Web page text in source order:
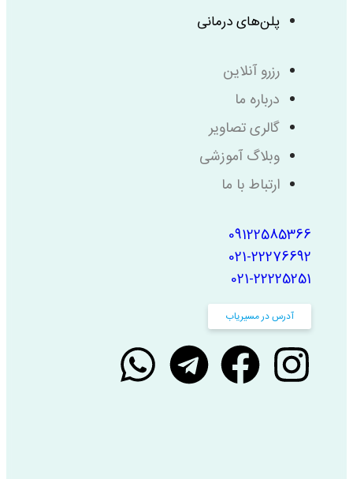
پلن‌های درمانی
رزرو آنلاین
درباره ما
گالری تصاویر
وبلاگ آموزشی
ارتباط با ما
09122585366
021-22276692
021-22225251
آدرس در مسیریاب